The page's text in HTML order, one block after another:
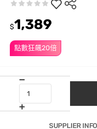
點數狂飆20倍
$1,389
SUPPLIER